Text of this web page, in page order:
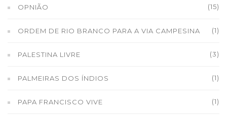
OPNIÃO (15)
ORDEM DE RIO BRANCO PARA A VIA CAMPESINA (1)
PALESTINA LIVRE (3)
PALMEIRAS DOS ÍNDIOS (1)
PAPA FRANCISCO VIVE (1)